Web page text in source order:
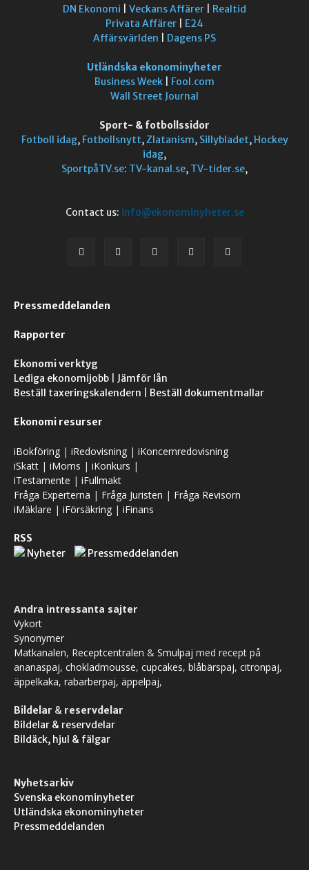
DN Ekonomi
Veckans Affärer
Realtid
Privata Affärer
E24
Affärsvärlden
Dagens PS
Utländska ekonominyheter
Business Week
Fool.com
Wall Street Journal
Sport- & fotbollssidor
Fotboll idag, Fotbollsnytt,Zlatanism, Sillybladet, Hockey
idag,
SportpåTV.se: TV-kanal.se, TV-tider.se,
Contact us: info@ekonominyheter.se
Pressmeddelanden
Rapporter
Ekonomi verktyg
Lediga ekonomijobb
Jämför lån
Beställ taxeringskalendern
Beställ dokumentmallar
Ekonomi resurser
iBokföring | iRedovisning | iKoncernredovisning
iSkatt | iMoms | iKonkurs |
iTestamente | iFullmakt
Fråga Experterna | Fråga Juristen | Fråga Revisorn
iMäklare | iFörsäkring | iFinans
RSS
Nyheter
Pressmeddelanden
Andra intressanta sajter
Vykort
Synonymer
Matkanalen, Receptcentralen & Smulpaj med recept på
ananaspaj, chokladmousse, cupcakes, blåbärspaj, citronpaj,
äppelkaka, rabarberpaj, äppelpaj,
Bildelar & reservdelar
Bildelar & reservdelar
Bildäck, hjul & fälgar
Nyhetsarkiv
Svenska ekonominyheter
Utländska ekonominyheter
Pressmeddelanden